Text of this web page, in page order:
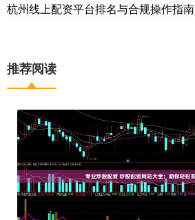
杭州线上配资平台排名与合规操作指南
推荐阅读